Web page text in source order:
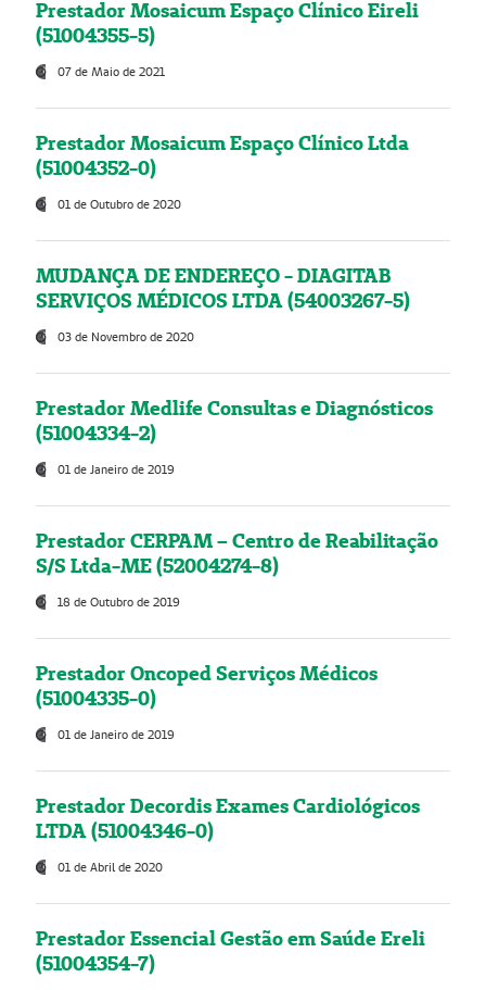
Prestador Mosaicum Espaço Clínico Eireli
(51004355-5)
07 de Maio de 2021
Prestador Mosaicum Espaço Clínico Ltda
(51004352-0)
01 de Outubro de 2020
MUDANÇA DE ENDEREÇO - DIAGITAB
SERVIÇOS MÉDICOS LTDA (54003267-5)
03 de Novembro de 2020
Prestador Medlife Consultas e Diagnósticos
(51004334-2)
01 de Janeiro de 2019
Prestador CERPAM – Centro de Reabilitação
S/S Ltda-ME (52004274-8)
18 de Outubro de 2019
Prestador Oncoped Serviços Médicos
(51004335-0)
01 de Janeiro de 2019
Prestador Decordis Exames Cardiológicos
LTDA (51004346-0)
01 de Abril de 2020
Prestador Essencial Gestão em Saúde Ereli
(51004354-7)